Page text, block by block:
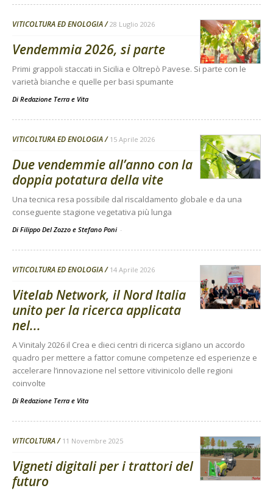
VITICOLTURA ED ENOLOGIA 28 Luglio 2026
Vendemmia 2026, si parte
Primi grappoli staccati in Sicilia e Oltrepò Pavese. Si parte con le
varietà bianche e quelle per basi spumante
Di Redazione Terra e Vita
VITICOLTURA ED ENOLOGIA 15 Aprile 2026
Due vendemmie all’anno con la
doppia potatura della vite
Una tecnica resa possibile dal riscaldamento globale e da una
conseguente stagione vegetativa più lunga
Di Filippo Del Zozzo e Stefano Poni -
VITICOLTURA ED ENOLOGIA 14 Aprile 2026
Vitelab Network, il Nord Italia
unito per la ricerca applicata
nel...
A Vinitaly 2026 il Crea e dieci centri di ricerca siglano un accordo
quadro per mettere a fattor comune competenze ed esperienze e
accelerare l’innovazione nel settore vitivinicolo delle regioni
coinvolte
Di Redazione Terra e Vita
VITICOLTURA 11 Novembre 2025
Vigneti digitali per i trattori del
futuro